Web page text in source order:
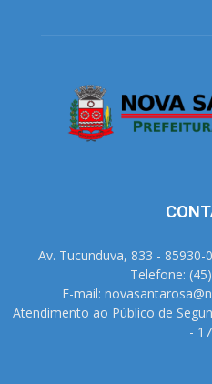
Av. Tucunduva, 833 - 85930-
Telefone:
E-mail:
Atendimento ao Público de
-